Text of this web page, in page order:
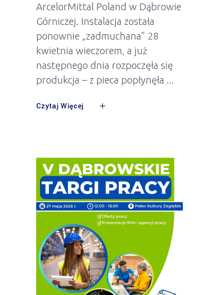
ArcelorMittal Poland w Dąbrowie
Górniczej. Instalacja została
ponownie „zadmuchana” 28
kwietnia wieczorem, a już
następnego dnia rozpoczęła się
produkcja – z pieca popłynęła
Czytaj Więcej